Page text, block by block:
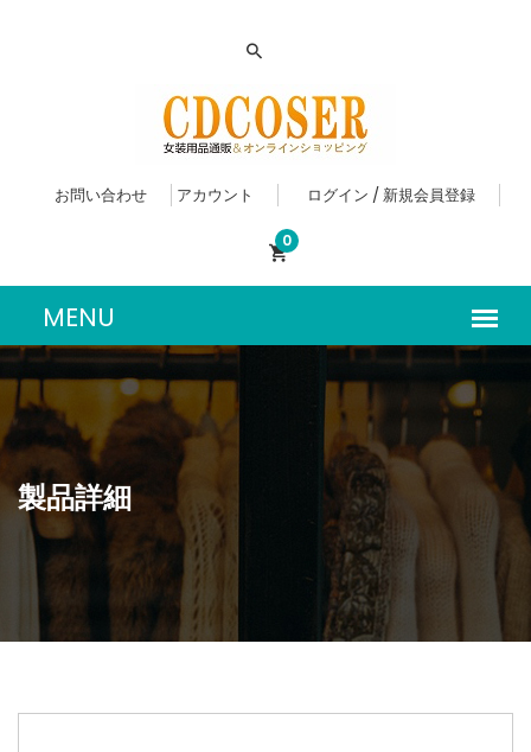
お問い合わせ アカウント ログイン / 新規会員登録
0
製品詳細